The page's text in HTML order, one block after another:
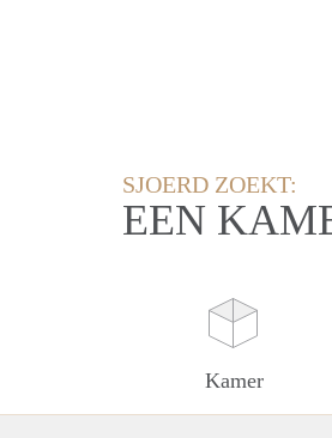
SJOERD ZOEKT:
EEN
Kamer